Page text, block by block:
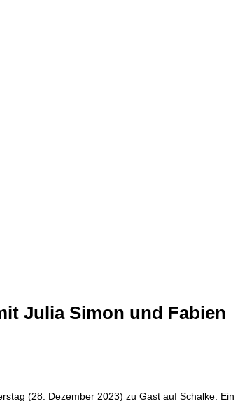
Julia Simon und Fabien
(28. Dezember 2023) zu Gast auf Schalke. Ein